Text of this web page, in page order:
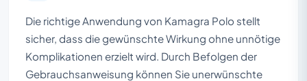
Die richtige Anwendung von Kamagra Polo stellt
sicher, dass die gewünschte Wirkung ohne unnötige
Komplikationen erzielt wird. Durch Befolgen der
Gebrauchsanweisung können Sie unerwünschte